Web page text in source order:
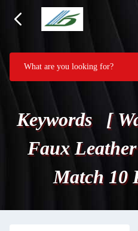
Keywords [
Faux
Match 10